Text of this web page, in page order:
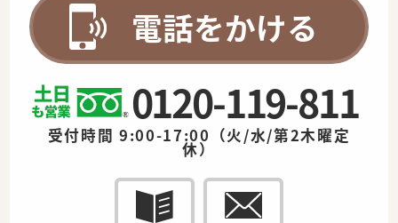
電話をかける
0120-119-811
受付時間 9:00-17:00（火/水/第2木曜定
休）